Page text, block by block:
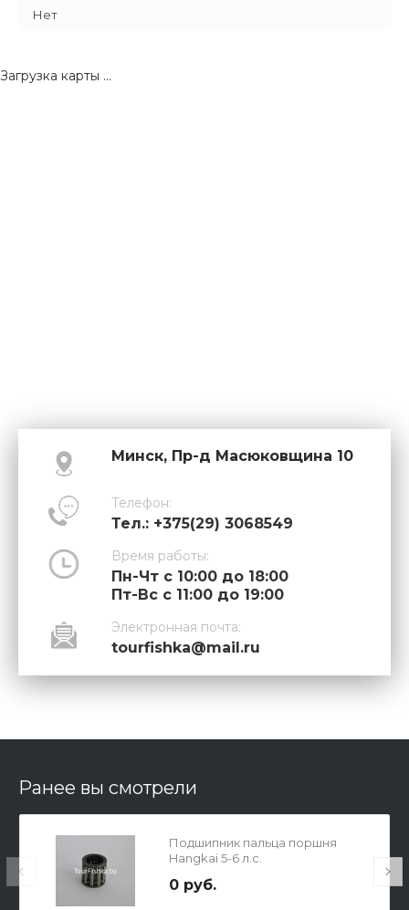
Нет
Загрузка карты ...
Минск, Пр-д Масюковщина 10
Телефон:
Тел.: +375(29) 3068549
Время работы:
Пн-Чт с 10:00 до 18:00
Пт-Вс с 11:00 до 19:00
Электронная почта:
tourfishka@mail.ru
Ранее вы смотрели
Подшипник пальца поршня
Hangkai 5-6 л.с.
0 руб.